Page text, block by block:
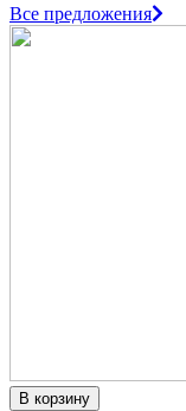
Все предложения